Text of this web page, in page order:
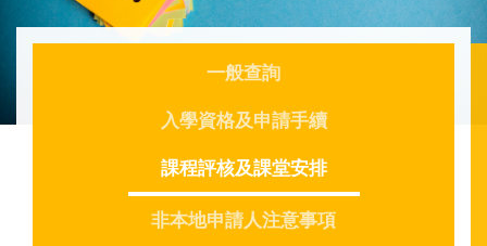
一般查詢
入學資格及申請手續
課程評核及課堂安排
非本地申請人注意事項